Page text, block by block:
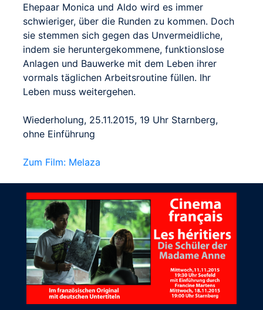
Ehepaar Monica und Aldo wird es immer
schwieriger, über die Runden zu kommen. Doch
sie stemmen sich gegen das Unvermeidliche,
indem sie heruntergekommene, funktionslose
Anlagen und Bauwerke mit dem Leben ihrer
vormals täglichen Arbeitsroutine füllen. Ihr
Leben muss weitergehen.
Wiederholung, 25.11.2015, 19 Uhr Starnberg,
ohne Einführung
Zum Film: Melaza